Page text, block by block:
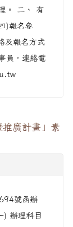
。 二、 有
)報名參
及報名方式
員，連絡電
廣計畫」素
號函辦
) 辦理科目